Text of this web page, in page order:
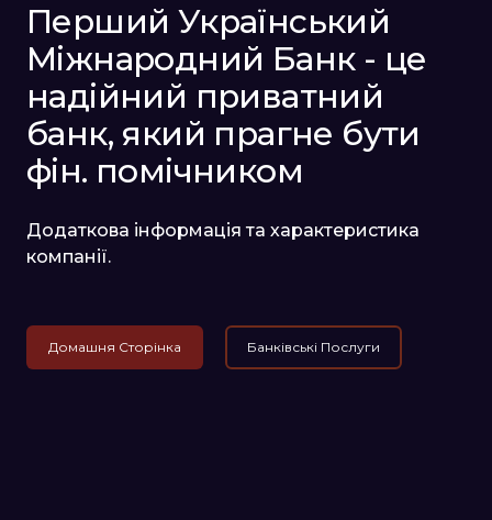
Перший Український
Міжнародний Банк - це
надійний приватний
банк, який прагне бути
фін. помічником
Додаткова інформація та характеристика
компанії.
Домашня Сторінка Банківські Послуги